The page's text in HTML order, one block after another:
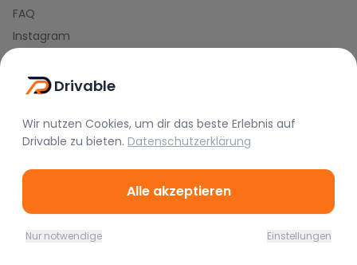
FAQ
Instagram
Rechtliches
Nutzungsbedingungen
Impressum
Blog
Drivable
Wir nutzen Cookies, um dir das beste Erlebnis auf
Drivable zu bieten. Datenschutzerklärung
Alle akzeptieren
Nur notwendige Einstellungen